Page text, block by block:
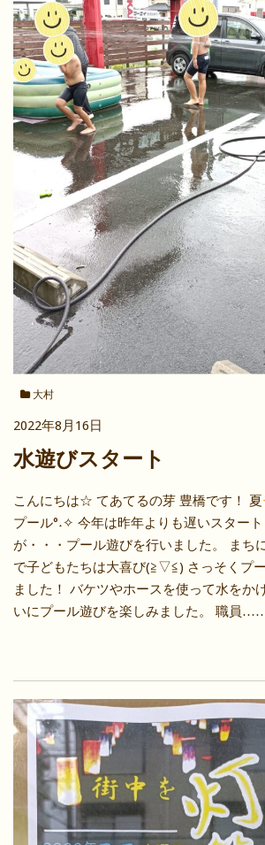
大村
2022年8月16日
水遊びスタート
こんにちは☆ てあてるの芽 豊橋です！ 夏
プール°˖✧ 今年は昨年よりも遅いスター
が・・・プール遊びを行いました。 まち
で子どもたちは大喜び(≧▽≦) さっそくプ
ました！ バケツやホースを使って水をか
いにプール遊びを楽しみました。 職員